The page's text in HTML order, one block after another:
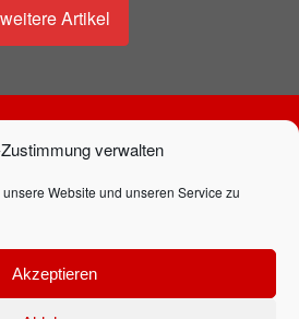
verwalten
Website und unseren Service zu
Akzeptieren
weitere Artikel
Laufenden mit unserem
Hier anmelden!
auf: